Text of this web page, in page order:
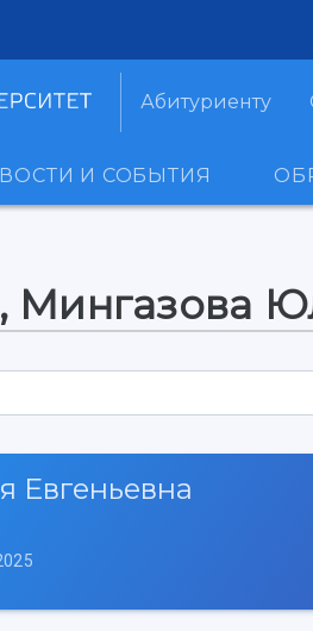
Абитуриенту
И СОБЫТИЯ
Мингазова
Евгеньевна